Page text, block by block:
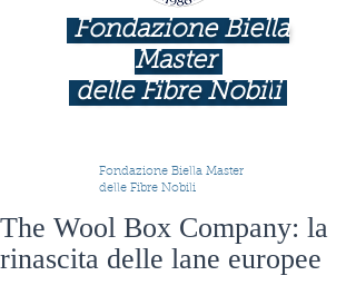
Fondazione Biella
Master
delle Fibre Nobili
Fondazione Biella Master
delle Fibre Nobili
The Wool Box Company: la
rinascita delle lane europee